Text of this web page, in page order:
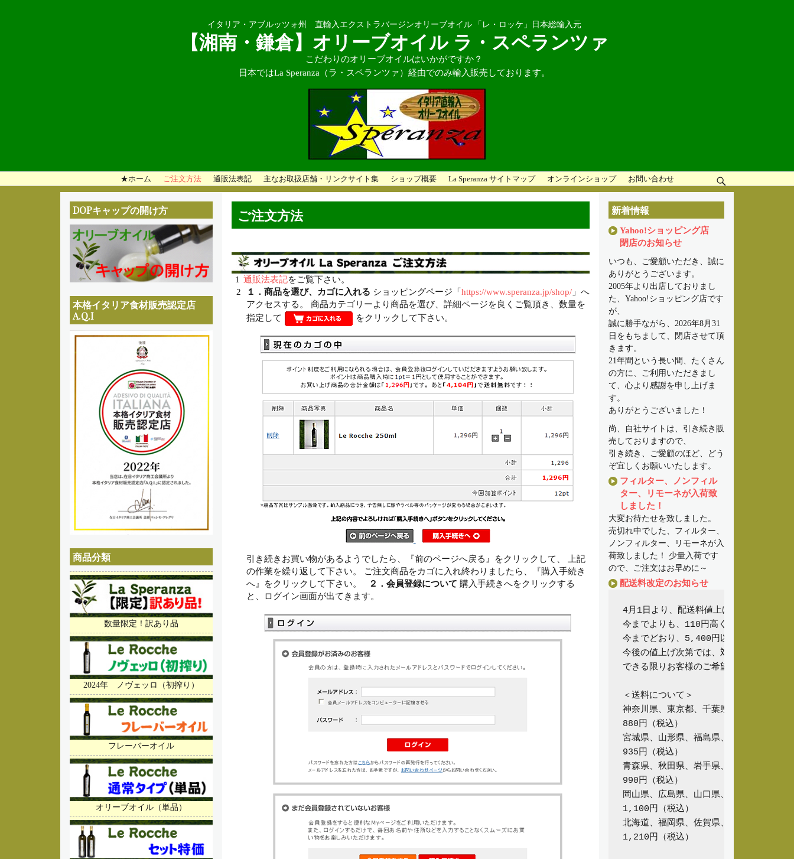
イタリア・アブルッツォ州 直輸入エクストラバージンオリーブオイル 「レ・ロッケ」日本総輸入元
【湘南・鎌倉】オリーブオイル ラ・スペランツァ
こだわりのオリーブオイルはいかがですか？
日本ではLa Speranza（ラ・スペランツァ）経由でのみ輸入販売しております。
メ
イ
ン
メ
ニ
ュ
ー
★ホーム ご注文方法 通販法表記 主なお取扱店舗・リンクサイト集 ショップ概要 La Speranza サイトマップ オンラインショップ お問い合わせ
ご注文方法
1 通販法表記をご覧下さい。
2
１．商品を選び、カゴに入れる ショッピングページ「 https://www.speranza.jp/shop/」へ
アクセスする。 商品カテゴリーより商品を選び、詳細ページを良くご覧頂き、数量を
指定して
をクリックして下さい。
引き続きお買い物があるようでしたら、『前のページへ戻る』をクリックして、 上記
の作業を繰り返して下さい。 ご注文商品をカゴに入れ終わりましたら、『購入手続き
へ』をクリックして下さい。
２．会員登録について 購入手続きへをクリックする
と、ログイン画面が出てきます。
DOPキャップの開け方
本格イタリア食材販売認定店
A.Q.I
商品分類
数量限定！訳あり品
2024年 ノヴェッロ（初搾り）
フレーバーオイル
オリーブオイル（単品）
新着情報
Yahoo!ショッピング店
閉店のお知らせ
いつも、ご愛顧いただき、誠に
ありがとうございます。
2005年より出店しておりまし
た、Yahoo!ショッピング店です
が、
誠に勝手ながら、2026年8月31
日をもちまして、閉店させて頂
きます。
21年間という長い間、たくさん
の方に、ご利用いただきまし
て、心より感謝を申し上げま
す。
ありがとうございました！
尚、自社サイトは、引き続き販
売しておりますので、
引き続き、ご愛顧のほど、どう
ぞ宜しくお願いいたします。
フィルター、ノンフィル
ター、リモーネが入荷致
しました！
大変お待たせを致しました。
売切れ中でした、フィルター、
ノンフィルター、リモーネが入
荷致しました！ 少量入荷です
ので、ご注文はお早めに～
配送料改定のお知らせ
4月1日より、配送料値上げのため、大変
今までよりも、110円高くなってしまいま
今までどおり、5,400円以上お買い求め
今後の値上げ次第では、対応できなくな
できる限りお客様のご希望に添えるよう
＜送料について＞
神奈川県、東京都、千葉県、埼玉県、茨
880円（税込）
宮城県、山形県、福島県、長野県、新潟
935円（税込）
青森県、秋田県、岩手県、京都府、滋賀
990円（税込）
岡山県、広島県、山口県、鳥取県、島根
1,100円（税込）
北海道、福岡県、佐賀県、大分県、長崎
1,210円（税込）